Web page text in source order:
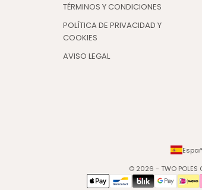
TÉRMINOS Y CONDICIONES
POLÍTICA DE PRIVACIDAD Y
COOKIES
AVISO LEGAL
© 2026 - TWO POLES